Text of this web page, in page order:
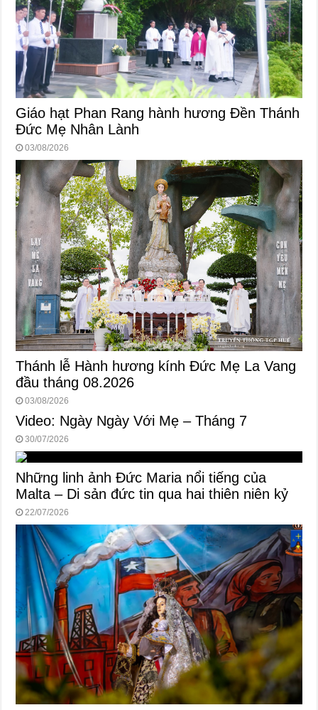
Giáo hạt Phan Rang hành hương Đền Thánh
Đức Mẹ Nhân Lành
03/08/2026
Thánh lễ Hành hương kính Đức Mẹ La Vang
đầu tháng 08.2026
03/08/2026
Video: Ngày Ngày Với Mẹ – Tháng 7
30/07/2026
Những linh ảnh Đức Maria nổi tiếng của
Malta – Di sản đức tin qua hai thiên niên kỷ
22/07/2026